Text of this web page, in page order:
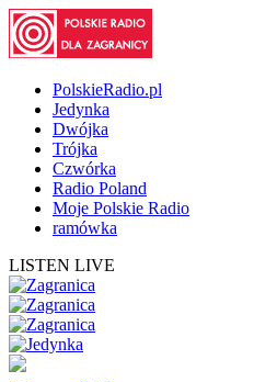
PolskieRadio.pl
Jedynka
Dwójka
Trójka
Czwórka
Radio Poland
Moje Polskie Radio
ramówka
LISTEN LIVE